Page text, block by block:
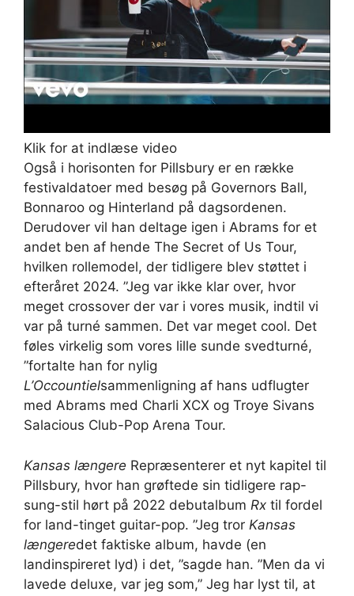
Klik for at indlæse video
Også i horisonten for Pillsbury er en række
festivaldatoer med besøg på Governors Ball,
Bonnaroo og Hinterland på dagsordenen.
Derudover vil han deltage igen i Abrams for et
andet ben af ​​hende The Secret of Us Tour,
hvilken rollemodel, der tidligere blev støttet i
efteråret 2024. ”Jeg var ikke klar over, hvor
meget crossover der var i vores musik, indtil vi
var på turné sammen. Det var meget cool. Det
føles virkelig som vores lille sunde svedturné,
”fortalte han for nylig
L’Occountielsammenligning af hans udflugter
med Abrams med Charli XCX og Troye Sivans
Salacious Club-Pop Arena Tour.
Kansas længere Repræsenterer et nyt kapitel til
Pillsbury, hvor han grøftede sin tidligere rap-
sung-stil hørt på 2022 debutalbum Rx til fordel
for land-tinget guitar-pop. ”Jeg tror Kansas
længeredet faktiske album, havde (en
landinspireret lyd) i det, ”sagde han. ”Men da vi
lavede deluxe, var jeg som,” Jeg har lyst til, at